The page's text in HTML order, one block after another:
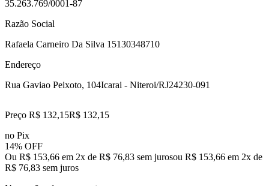
35.263.769/0001-87
Razão Social
Rafaela Carneiro Da Silva 15130348710
Endereço
Rua Gaviao Peixoto, 104Icarai - Niteroi/RJ24230-091
Preço R$ 132,15R$ 132,15
no Pix
14% OFF
Ou R$ 153,66 em 2x de R$ 76,83 sem jurosou R$ 153,66 em 2x de
R$ 76,83 sem juros